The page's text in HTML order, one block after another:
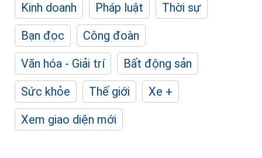
Kinh doanh
Pháp luật
Thời sự
Bạn đọc
Công đoàn
Văn hóa - Giải trí
Bất động sản
Sức khỏe
Thế giới
Xe +
Xem giao diện mới